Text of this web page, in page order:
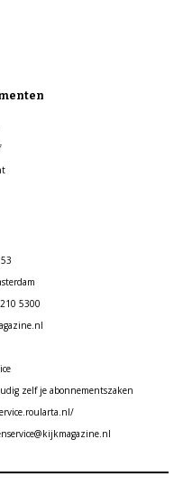
5300
zelf je abonnementszaken